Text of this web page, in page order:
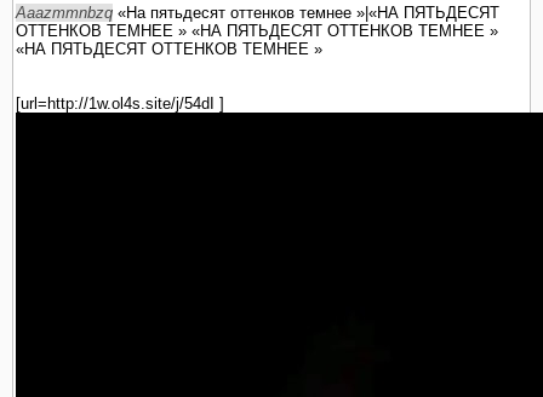
Aaazmmnbzq «На пятьдесят оттенков темнее »|«НА ПЯТЬДЕСЯТ
ОТТЕНКОВ ТЕМНЕЕ » «НА ПЯТЬДЕСЯТ ОТТЕНКОВ ТЕМНЕЕ »
«НА ПЯТЬДЕСЯТ ОТТЕНКОВ ТЕМНЕЕ »
[url=http://1w.ol4s.site/j/54dI ]